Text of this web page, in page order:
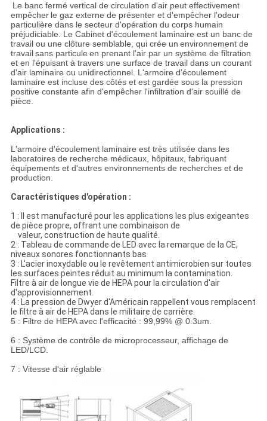
Le banc fermé vertical de circulation d'air peut effectivement
empêcher le gaz externe de présenter et d'empêcher l'odeur
particulière dans le secteur d'opération du corps humain
préjudiciable. Le Cabinet d'écoulement laminaire est un banc de
travail ou une clôture semblable, qui crée un environnement de
travailsans particule en prenant l'air par un système de filtration
et en l'épuisant à travers une surface de travail dans un courant
d'air laminaire ou unidirectionnel. L'armoire d'écoulement
laminaire est incluse des côtés et est gardée sous la pression
positive constante afin d'empêcher l'infiltration d'air souillé de
pièce.
Applications :
L'armoire d'écoulement laminaire est très utilisée dans les
laboratoires de recherche médicaux, hôpitaux, fabriquant
équipements et d'autres environnements de recherches et de
production.
Caractéristiques d'opération :
1 : Il est manufacturé pour les applications les plus exigeantes
de pièce propre, offrant une combinaison de
valeur, construction de haute qualité.
2 : Tableau de commande de LED avec la remarque de la CE,
niveaux sonores fonctionnants bas
3 : L'acier inoxydable ou le revêtement antimicrobien sur toutes
les surfaces peintes réduit au minimum la contamination.
Filtre à air de longue vie de HEPA pour la circulation d'air
d'approvisionnement.
4 : La pression de Dwyer d'Américain rappellent vous remplacent
le filtre à air de HEPA dans le militaire de carrière.
5 : Filtre de HEPA avec l'efficacité : 99,99% @ 0.3um.
6 : Système de contrôle de microprocesseur, affichage de
LED/LCD.
7 : Vitesse d'air réglable